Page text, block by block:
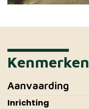
Kenmerken
Aanvaarding
Inrichting